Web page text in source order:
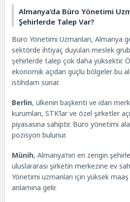
Almanya’da Büro Yönetimi
Şehirlerde Talep Var?
Büro Yönetimi Uzmanları, Almanya
sektörde ihtiyaç duyulan meslek
şehirlerde talep çok daha yüksektir.
ekonomik açıdan güçlü bölgeler bu
istihdam sunar.
Berlin, ülkenin başkenti ve idari
kurumları, STK’lar ve özel şirketler
piyasasına sahiptir. Büro yönetimi
pozisyon bulunur.
Münih, Almanya’nın en zengin
uluslararası şirketin merkezine ev
Yönetimi uzmanları için yüksek maaş
anlamına gelir.